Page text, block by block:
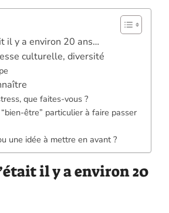
il y a environ 20 ans…
culturelle, diversité
que faites-vous ?
être” particulier à faire passer
une idée à mettre en avant ?
il y a environ 20